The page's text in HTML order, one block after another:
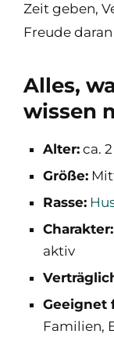
Zeit geben,
Freude
Alles,
wissen
Alter: ca.
Größe:
Rasse:
Charakter:
aktiv
Geeignet
Familien,